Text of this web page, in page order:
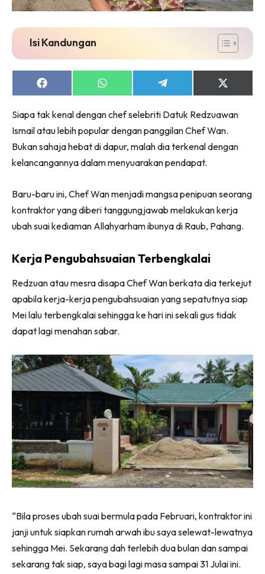
Bilik Tidur
Dapur
Ruang Makan
Menarik Lagi
Casa Impiana
Impiana Makeover
Makeover Ruang Selebriti
Destinasi
Hotel
Hartanah
High Rise
Landed
Beli Di Mana
Buat Sendiri
Ilham Impiana
Ilham Impiana 360
Ilham Impiana Inspirasi Selebriti
Casa Impiana
Impiana MakeOver
Lahar Dekor
Sembang Dekor
Sembang Laman
Tip Impiana
Tip Laman
Hub Ideaktiv
Isi Kandungan
Share
on
Share
on
Share
on
Share
on
(Twitter)
Siapa tak kenal dengan chef selebriti Datuk Redzuawan
Ismail atau lebih popular dengan panggilan Chef Wan.
Bukan sahaja hebat di dapur, malah dia terkenal dengan
kelancangannya dalam menyuarakan pendapat.
Baru-baru ini, Chef Wan menjadi mangsa penipuan seorang
kontraktor yang diberi tanggungjawab melakukan kerja
ubah suai kediaman Allahyarham ibunya di Raub, Pahang.
Kerja Pengubahsuaian Terbengkalai
Redzuan atau mesra disapa Chef Wan berkata dia terkejut
apabila kerja-kerja pengubahsuaian yang sepatutnya siap
Mei lalu terbengkalai sehingga ke hari ini sekali gus tidak
dapat lagi menahan sabar.
“Bila proses ubah suai bermula pada Februari, kontraktor ini
janji untuk siapkan rumah arwah ibu saya selewat-lewatnya
sehingga Mei. Sekarang dah terlebih dua bulan dan sampai
sekarang tak siap, saya bagi lagi masa sampai 31 Julai ini.